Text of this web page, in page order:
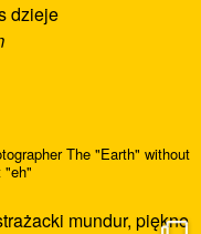
dzieje
The "Earth" without
"eh"